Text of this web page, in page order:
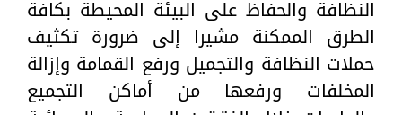
النظافة والحفاظ على البيئة المحيطة بكافة
الطرق الممكنة مشيرا إلى ضرورة تكثيف
حملات النظافة والتجميل ورفع القمامة وإزالة
المخلفات ورفعها من أماكن التجميع